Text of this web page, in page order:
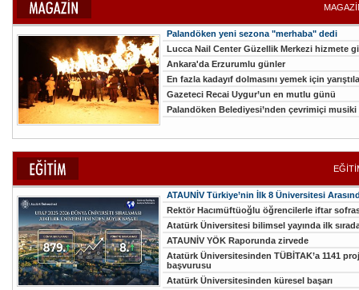
Palandöken yeni sezona "merhaba" dedi
Lucca Nail Center Güzellik Merkezi hizmete
Ankara'da Erzurumlu günler
En fazla kadayıf dolmasını yemek için
Gazeteci Recai Uygur’un en mutlu günü
Palandöken Belediyesi’nden çevrimiçi
ATAUNİV Türkiye’nin İlk 8 Üniversitesi
Rektör Hacımüftüoğlu öğrencilerle iftar
Atatürk Üniversitesi bilimsel yayında ilk
ATAUNİV YÖK Raporunda zirvede
Atatürk Üniversitesinden TÜBİTAK’a 1141
başvurusu
Atatürk Üniversitesinden küresel başarı